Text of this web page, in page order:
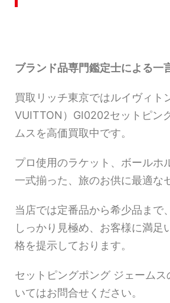
ブランド品専門鑑定士による一
買取リッチ東京ではルイヴィト
VUITTON）GI0202セットピン
ムスを高価買取中です。
プロ使用のラケット、ボールホ
一式揃った、旅のお供に最適な
当店では定番品から希少品まで
しっかり見極め、お客様に満足
格を提示しております。
セットピングポング ジェームス
いてはお問合せください。